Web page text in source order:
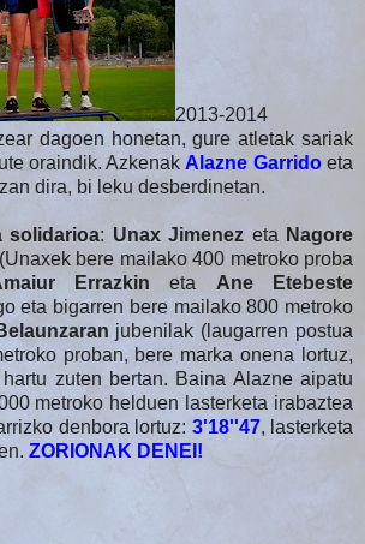
2013-2014
dagoen honetan, gure atletak sariak
oraindik. Azkenak Alazne Garridoeta
dira, bi leku desberdinetan.
solidarioa: Unax Jimenez eta Nagore
bere mailako 400 metroko proba
Errazkin eta Ane Etebeste
eta bigarren bere mailako 800 metroko
jubenilak (laugarren postua
proban, bere marka onena lortuz,
zuten bertan. Baina Alazne aipatu
metroko helduen lasterketa irabaztea
denbora lortuz: 3'18''47, lasterketa
ZORIONAK DENEI!